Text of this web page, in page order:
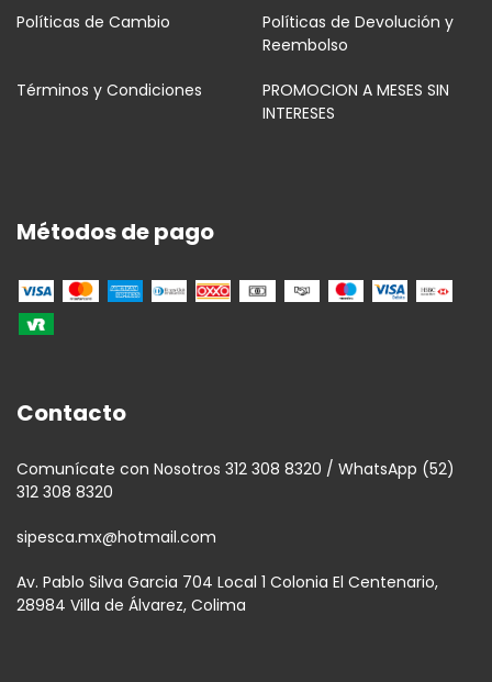
Políticas de Cambio
Políticas de Devolución y
Reembolso
Términos y Condiciones
PROMOCION A MESES SIN
INTERESES
Métodos de pago
Contacto
Comunícate con Nosotros 312 308 8320 / WhatsApp (52)
312 308 8320
sipesca.mx@hotmail.com
Av. Pablo Silva Garcia 704 Local 1 Colonia El Centenario,
28984 Villa de Álvarez, Colima